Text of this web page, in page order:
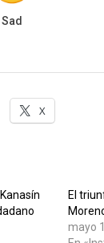
Sad
X
El
mayo